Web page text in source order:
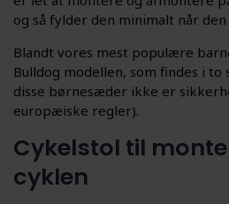
og så fylder den minimalt når
Blandt vores mest populære
Bulldog modellen, som findes i
disse børnesæder ikke er
europæiske regler).
Cykelstol til
cyklen